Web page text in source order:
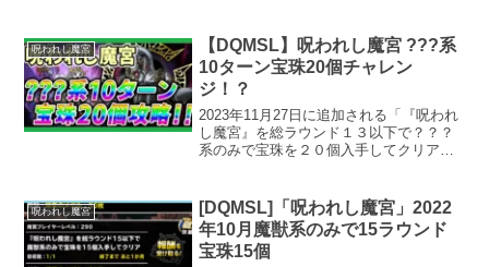
が、多少運の要素があります。ドラゴン
系でウエイト縛りだとこのパーティしか
ないかな・・・
呪われし魔宮
【DQMSL】呪われし魔宮 ???系
10ターン宝珠20個チャレン
ジ！？
2023年11月27日に追加される「『呪われ
し魔宮』を総ラウンド１３以下で？？？
系のみで宝珠を２０個入手してクリア」
てみました。
呪われし魔宮
[DQMSL]「呪われし魔宮」2022
年10月魔獣系のみで15ラウンド
宝珠15個